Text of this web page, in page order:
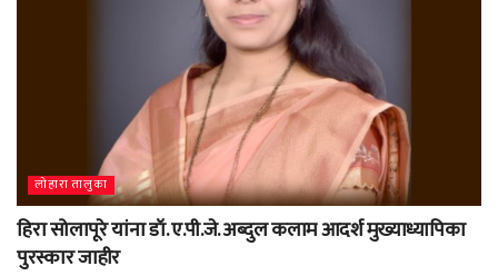
लोहारा तालुका
हिरा सोलापूरे यांना डॉ. ए.पी.जे. अब्दुल कलाम आदर्श मुख्याध्यापिका
पुरस्कार जाहीर